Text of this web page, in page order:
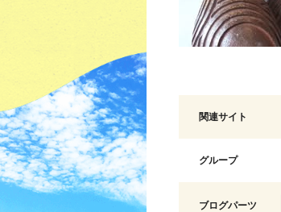
関連サイト
グループ
ブログパーツ